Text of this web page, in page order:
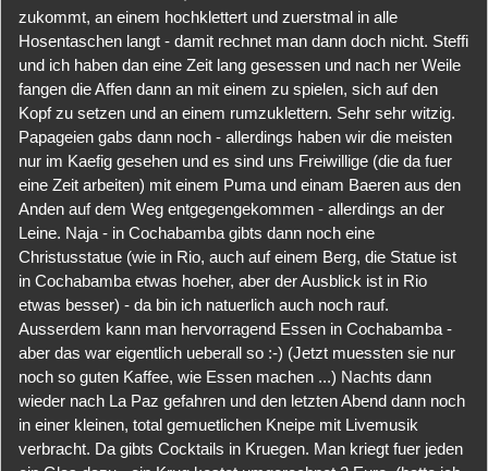
zukommt, an einem hochklettert und zuerstmal in alle
Hosentaschen langt - damit rechnet man dann doch nicht. Steffi
und ich haben dan eine Zeit lang gesessen und nach ner Weile
fangen die Affen dann an mit einem zu spielen, sich auf den
Kopf zu setzen und an einem rumzuklettern. Sehr sehr witzig.
Papageien gabs dann noch - allerdings haben wir die meisten
nur im Kaefig gesehen und es sind uns Freiwillige (die da fuer
eine Zeit arbeiten) mit einem Puma und einam Baeren aus den
Anden auf dem Weg entgegengekommen - allerdings an der
Leine. Naja - in Cochabamba gibts dann noch eine
Christusstatue (wie in Rio, auch auf einem Berg, die Statue ist
in Cochabamba etwas hoeher, aber der Ausblick ist in Rio
etwas besser) - da bin ich natuerlich auch noch rauf.
Ausserdem kann man hervorragend Essen in Cochabamba -
aber das war eigentlich ueberall so :-) (Jetzt muessten sie nur
noch so guten Kaffee, wie Essen machen ...) Nachts dann
wieder nach La Paz gefahren und den letzten Abend dann noch
in einer kleinen, total gemuetlichen Kneipe mit Livemusik
verbracht. Da gibts Cocktails in Kruegen. Man kriegt fuer jeden